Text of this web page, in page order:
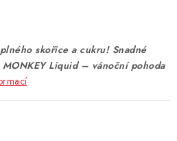
skořice a cukru! Snadné
Liquid – vánoční pohoda